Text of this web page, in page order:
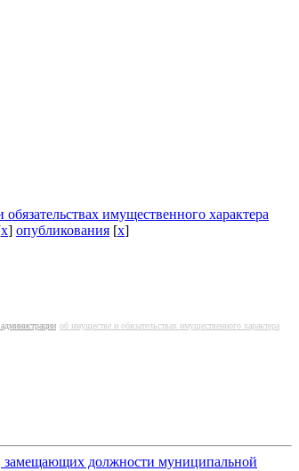
имущественного характера
x] опубликования [x]
администрации об имуществе и обязательствах имущественного характера
замещающих должности муниципальной